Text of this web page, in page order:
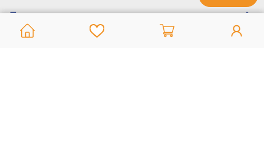
Помощь: